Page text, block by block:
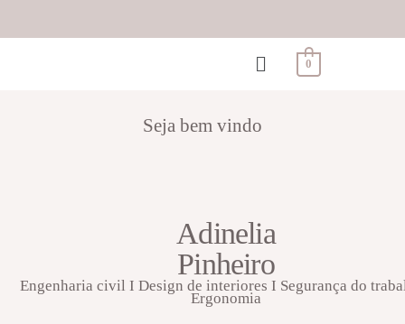
0
Seja bem vindo
Adinelia
Pinheiro
Engenharia civil I Design de interiores I Segurança do
Ergonomia